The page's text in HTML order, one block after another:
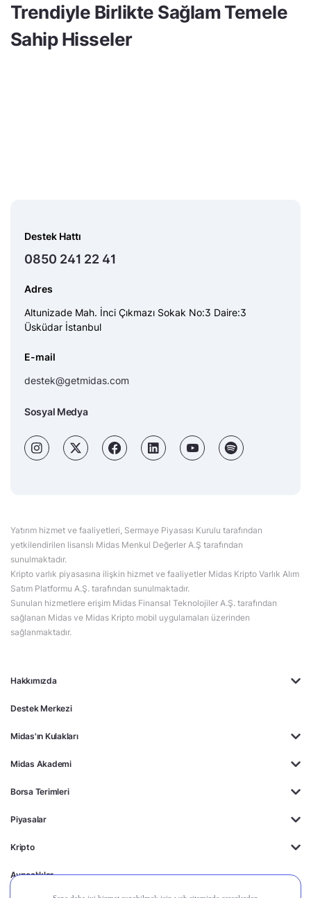
Trendiyle Birlikte Sağlam Temele
Sahip Hisseler
Hakkımızda
Destek Merkezi
Midas'ın Kulakları
Midas Akademi
Borsa Terimleri
Piyasalar
Kripto
Ayrıcalıklar
Destek Hattı
0850 241 22 41
Adres
Altunizade Mah. İnci Çıkmazı Sokak No:3 Daire:3
Üsküdar İstanbul
E-mail
destek@getmidas.com
Sosyal Medya
Yatırım hizmet ve faaliyetleri, Sermaye Piyasası Kurulu tarafından
yetkilendirilen lisanslı Midas Menkul Değerler A.Ş tarafından
sunulmaktadır.
Kripto varlık piyasasına ilişkin hizmet ve faaliyetler Midas Kripto Varlık Alım
Satım Platformu A.Ş. tarafından sunulmaktadır.
Sunulan hizmetlere erişim Midas Finansal Teknolojiler A.Ş. tarafından
sağlanan Midas ve Midas Kripto mobil uygulamaları üzerinden
sağlanmaktadır.